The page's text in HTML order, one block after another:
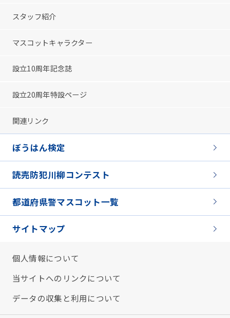
スタッフ紹介
マスコットキャラクター
設立10周年記念誌
設立20周年特設ページ
関連リンク
ぼうはん検定
読売防犯川柳コンテスト
都道府県警マスコット一覧
サイトマップ
個人情報について
当サイトへのリンクについて
データの収集と利用について